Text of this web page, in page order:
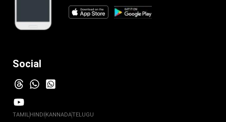
Social
TAMIL HINDI KANNADATELUGU